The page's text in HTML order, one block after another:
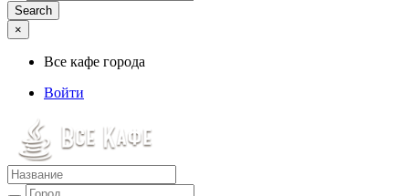
×
Все кафе города
Войти
Все кафе города
Каталог хороших кафе